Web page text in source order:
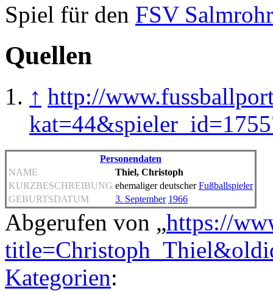
Spiel für den FSV Salmrohr
Quellen
↑ http://
Personendaten
NAME
Thiel, Christoph
KURZBESCHREIBUNG ehemaliger deutscherFußballspieler
GEBURTSDATUM
3. September 1966
Abgerufen von „https://
Kategorien: